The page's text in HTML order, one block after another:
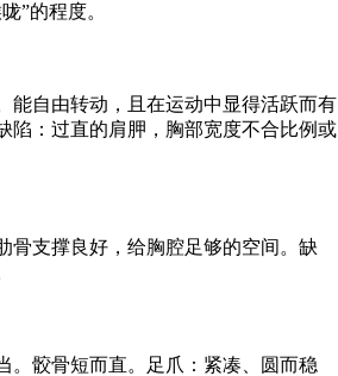
”的程度。
自由转动，且在运动中显得活跃而有
陷：过直的肩胛，胸部宽度不合比例或
支撑良好，给胸腔足够的空间。缺
骹骨短而直。足爪：紧凑、圆而稳